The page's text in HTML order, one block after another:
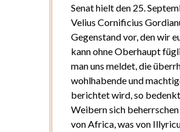
Senat hielt den 25.
Velius Cornificius
Gegenstand vor, den wir
kann ohne Oberhaupt
man uns meldet, die
wohlhabende und
berichtet wird, so
Weibern sich
von Africa, was von